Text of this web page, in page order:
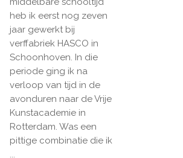
heb ik eerst nog zeven
jaar gewerkt bij
verffabriek HASCO in
Schoonhoven. In die
periode ging ik na
verloop van tijd in de
avonduren naar de Vrije
Kunstacademie in
Rotterdam. Was een
pittige combinatie die ik